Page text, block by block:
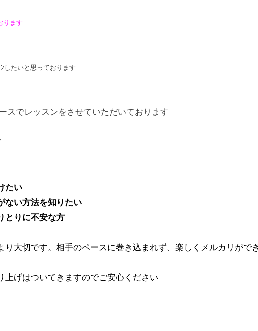
ります
したいと思っております
スでレッスンをさせていただいております
たい
ない方法を知りたい
とりに不安な方
り大切です。相手のペースに巻き込まれず、楽しくメルカリがで
上げはついてきますのでご安心ください